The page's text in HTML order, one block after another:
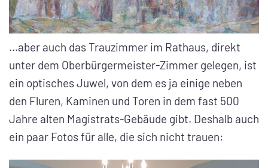
…aber auch das Trauzimmer im Rathaus, direkt
unter dem Oberbürgermeister-Zimmer gelegen, ist
ein optisches Juwel, von dem es ja einige neben
den Fluren, Kaminen und Toren in dem fast 500
Jahre alten Magistrats-Gebäude gibt. Deshalb auch
ein paar Fotos für alle, die sich nicht trauen: